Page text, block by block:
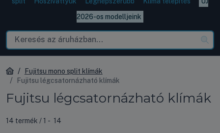
2026-os modelljeink
Fujitsu mono split klímák
Fujitsu légcsatornázható klímák
Fujitsu légcsatornázható klímák
Összes termék a kategóriában
14 termék 1 14